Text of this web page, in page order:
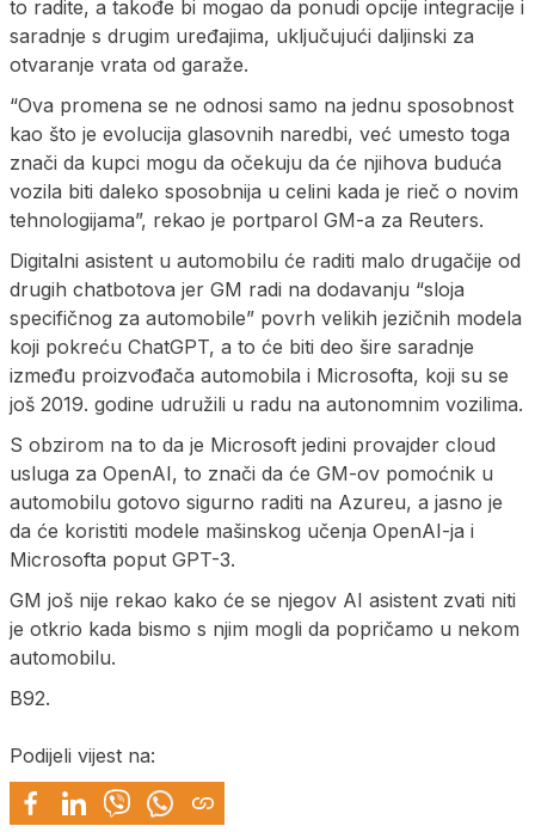
to radite, a takođe bi mogao da ponudi opcije integracije i
saradnje s drugim uređajima, uključujući daljinski za
otvaranje vrata od garaže.
“Ova promena se ne odnosi samo na jednu sposobnost
kao što je evolucija glasovnih naredbi, već umesto toga
znači da kupci mogu da očekuju da će njihova buduća
vozila biti daleko sposobnija u celini kada je rieč o novim
tehnologijama”, rekao je portparol GM-a za Reuters.
Digitalni asistent u automobilu će raditi malo drugačije od
drugih chatbotova jer GM radi na dodavanju “sloja
specifičnog za automobile” povrh velikih jezičnih modela
koji pokreću ChatGPT, a to će biti deo šire saradnje
između proizvođača automobila i Microsofta, koji su se
još 2019. godine udružili u radu na autonomnim vozilima.
S obzirom na to da je Microsoft jedini provajder cloud
usluga za OpenAI, to znači da će GM-ov pomoćnik u
automobilu gotovo sigurno raditi na Azureu, a jasno je
da će koristiti modele mašinskog učenja OpenAI-ja i
Microsofta poput GPT-3.
GM još nije rekao kako će se njegov AI asistent zvati niti
je otkrio kada bismo s njim mogli da popričamo u nekom
automobilu.
B92.
Podijeli vijest na: